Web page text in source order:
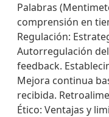
Palabras
comprensión en
Regulación:
Autorregulación
feedback.
Mejora continua
recibida.
Ético: Ventajas y